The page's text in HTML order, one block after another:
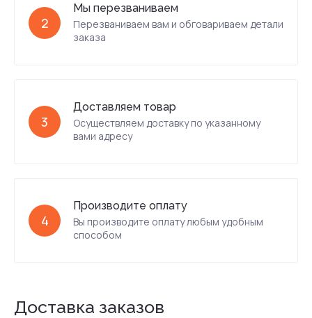
2
Мы перезваниваем
Перезваниваем вам и обговариваем детали
заказа
3
Доставляем товар
Осуществляем доставку по указанному
вами адресу
4
Производите оплату
Вы производите оплату любым удобным
способом
Доставка заказов